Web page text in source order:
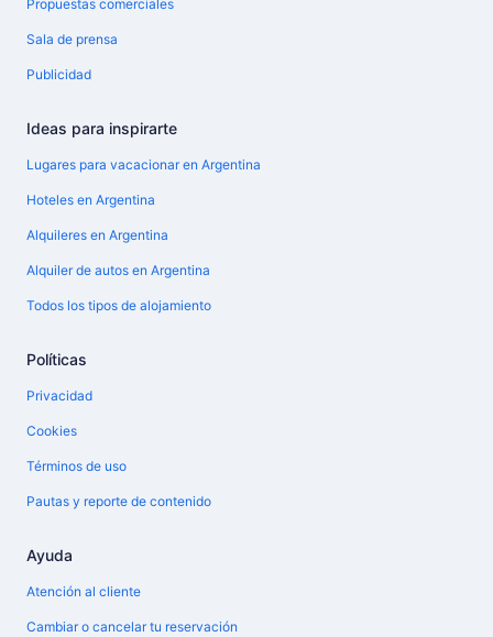
Propuestas comerciales
Sala de prensa
Publicidad
Ideas para inspirarte
Lugares para vacacionar en Argentina
Hoteles en Argentina
Alquileres en Argentina
Alquiler de autos en Argentina
Todos los tipos de alojamiento
Políticas
Privacidad
Cookies
Términos de uso
Pautas y reporte de contenido
Ayuda
Atención al cliente
Cambiar o cancelar tu reservación